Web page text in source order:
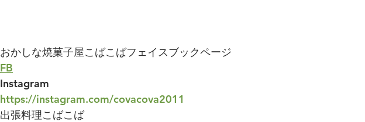
おかしな焼菓子屋こばこばフェイスブックページ
FB
Instagram
https://instagram.com/covacova2011
出張料理こばこば